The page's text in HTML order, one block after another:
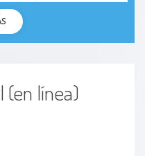
(en línea)